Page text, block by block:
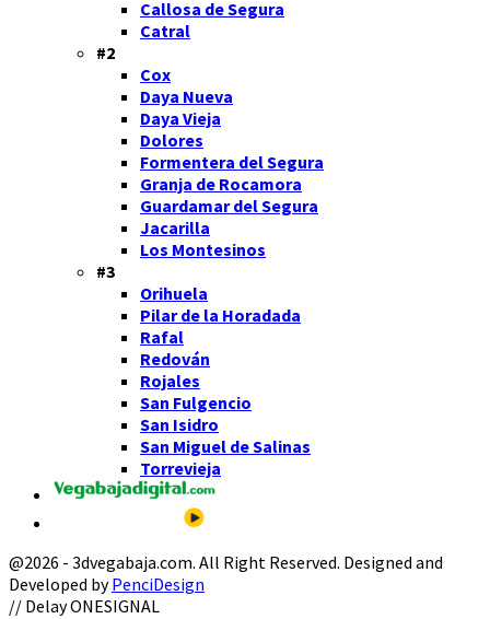
Callosa de Segura
Catral
#2
Cox
Daya Nueva
Daya Vieja
Dolores
Formentera del Segura
Granja de Rocamora
Guardamar del Segura
Jacarilla
Los Montesinos
#3
Orihuela
Pilar de la Horadada
Rafal
Redován
Rojales
San Fulgencio
San Isidro
San Miguel de Salinas
Torrevieja
@2026 - 3dvegabaja.com. All Right Reserved. Designed and
Developed byPenciDesign
Facebook
Twitter
Instagram
Youtube
Email
// Delay ONESIGNAL